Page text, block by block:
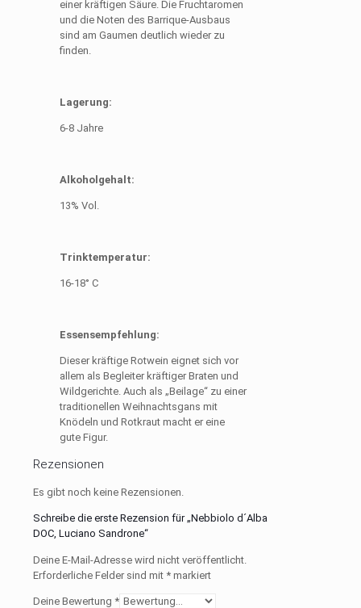
einer kräftigen Säure. Die Fruchtaromen
und die Noten des Barrique-Ausbaus
sind am Gaumen deutlich wieder zu
finden.
Lagerung:
6-8 Jahre
Alkoholgehalt:
13% Vol.
Trinktemperatur:
16-18° C
Essensempfehlung:
Dieser kräftige Rotwein eignet sich vor
allem als Begleiter kräftiger Braten und
Wildgerichte. Auch als „Beilage“ zu einer
traditionellen Weihnachtsgans mit
Knödeln und Rotkraut macht er eine
gute Figur.
Rezensionen
Es gibt noch keine Rezensionen.
Schreibe die erste Rezension für „Nebbiolo d´Alba
DOC, Luciano Sandrone“
Deine E-Mail-Adresse wird nicht veröffentlicht.
Erforderliche Felder sind mit * markiert
Deine Bewertung *